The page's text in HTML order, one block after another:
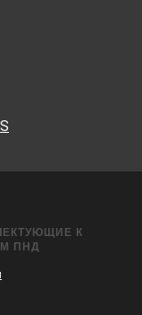
К
ПНД